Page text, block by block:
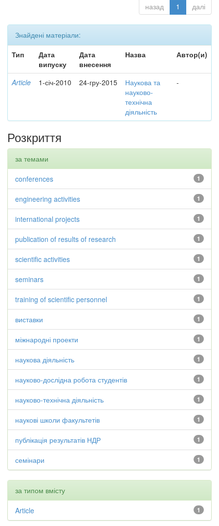
назад 1 далі
Знайдені матеріали:
Тип
Дата
випуску
Дата
внесення
Назва Автор(и)
Article 1-січ-2010 24-гру-2015
Наукова та
науково-
технічна
діяльність
-
Розкриття
за темами
1
conferences
1
engineering activities
1
international projects
1
publication of results of research
1
scientific activities
1
seminars
1
training of scientific personnel
1
виставки
1
міжнародні проекти
1
наукова діяльність
1
науково-дослідна робота студентів
1
науково-технічна діяльність
1
наукові школи факультетів
1
публікація результатів НДР
1
семінари
за типом вмісту
1
Article